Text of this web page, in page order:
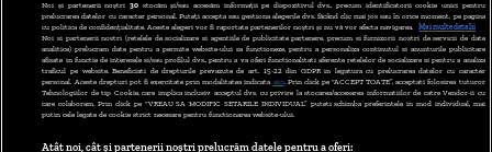
ABONARE DIGI TV
GESTIONAȚI PREFERINȚELE
CODUL DIGI24
CAMERE WEB
Noi și partenerii noștri 30stocăm și/sau accesăm informații pe dispozitivul dvs., precum identificatorii cookie unici pentru
prelucrarea datelor cu caracter personal. Puteți accepta sau gestiona alegerile dvs. făcând clic mai jos sau în orice moment, pe pagina
cu politica de confidențialitate. Aceste alegeri vor fi raportate partenerilor noștri și nu vă vor afecta navigarea.
Mai multe detalii
Noi si partenerii nostri (retelele de socializare si agentiile de publicitate partenere, precum si furnizorii nostri de servicii de date
analitice) prelucram date pentru a permite website-ului sa functioneze, pentru a personaliza continutul si anunturile publicitare
afisate in functie de interesele si/sau profilul dvs., pentru a va oferi functionalitati aferente retelelor de socializare si pentru a analiza
traficul pe website. Beneficiati de drepturile prevazute de art. 15-22 din GDPR in legatura cu prelucrarea datelor cu caracter
personal. Aceste drepturi pot fi exercitate prin modalitatea indicata aici. Prin click pe “ACCEPT TOATE”, acceptati folosirea tuturor
Tehnologiilor de tip Cookie, care implica inclusiv acceptul dvs. cu privire la stocarea/accesarea informatiilor de catre Vendor-ii cu
care colaboram. Prin click pe “VREAU SA MODIFIC SETARILE INDIVIDUAL” puteti schimba preferintele in mod individual, mai
putin cele legate de cookie strict necesare pentru functionarea website-ului.
Atât noi, cât și partenerii noștri prelucrăm datele pentru a oferi: